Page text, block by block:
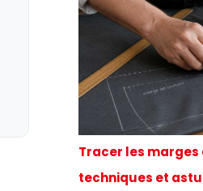
Tracer les marges
techniques et